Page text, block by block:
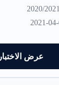
عرض الاختبار